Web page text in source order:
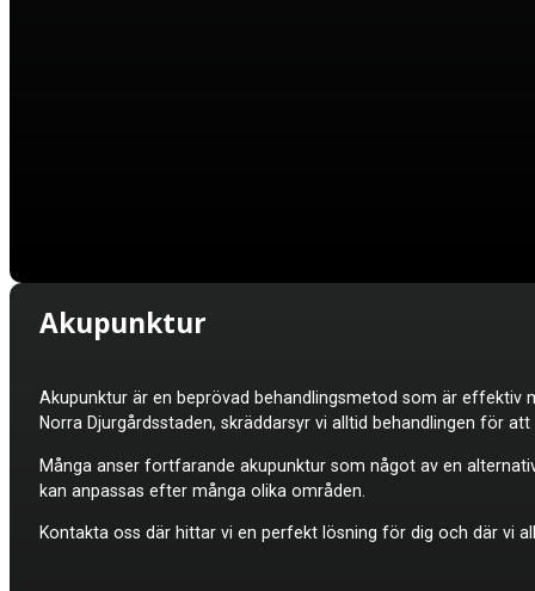
Akupunktur
Akupunktur är en beprövad behandlingsmetod som är
Norra Djurgårdsstaden, skräddarsyr vi alltid behandlingen för
Många anser fortfarande akupunktur som något av en
kan anpassas efter många olika områden.
Kontakta oss där hittar vi en perfekt lösning för dig och där vi